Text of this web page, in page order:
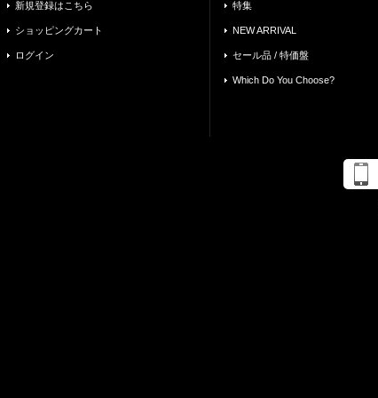
新規登録はこちら
ショッピングカート
ログイン
特集
NEW ARRIVAL
セール品 / 特価盤
Which Do You Choose?